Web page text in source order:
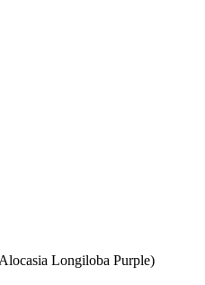
Longiloba Purple)